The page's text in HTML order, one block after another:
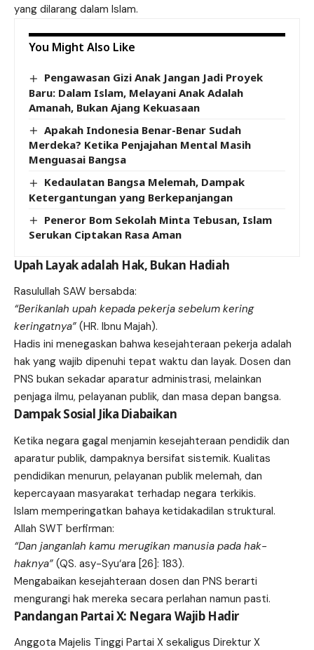
yang dilarang dalam Islam.
You Might Also Like
Pengawasan Gizi Anak Jangan Jadi Proyek
Baru: Dalam Islam, Melayani Anak Adalah
Amanah, Bukan Ajang Kekuasaan
Apakah Indonesia Benar-Benar Sudah
Merdeka? Ketika Penjajahan Mental Masih
Menguasai Bangsa
Kedaulatan Bangsa Melemah, Dampak
Ketergantungan yang Berkepanjangan
Peneror Bom Sekolah Minta Tebusan, Islam
Serukan Ciptakan Rasa Aman
Upah Layak adalah Hak, Bukan Hadiah
Rasulullah SAW bersabda:
“Berikanlah upah kepada pekerja sebelum kering
keringatnya” (HR. Ibnu Majah).
Hadis ini menegaskan bahwa kesejahteraan pekerja adalah
hak yang wajib dipenuhi tepat waktu dan layak. Dosen dan
PNS bukan sekadar aparatur administrasi, melainkan
penjaga ilmu, pelayanan publik, dan masa depan bangsa.
Dampak Sosial Jika Diabaikan
Ketika negara gagal menjamin kesejahteraan pendidik dan
aparatur publik, dampaknya bersifat sistemik. Kualitas
pendidikan menurun, pelayanan publik melemah, dan
kepercayaan masyarakat terhadap negara terkikis.
Islam memperingatkan bahaya ketidakadilan struktural.
Allah SWT berfirman:
“Dan janganlah kamu merugikan manusia pada hak-
haknya” (QS. asy-Syu‘ara [26]: 183).
Mengabaikan kesejahteraan dosen dan PNS berarti
mengurangi hak mereka secara perlahan namun pasti.
Pandangan Partai X: Negara Wajib Hadir
Anggota Majelis Tinggi Partai X sekaligus Direktur X